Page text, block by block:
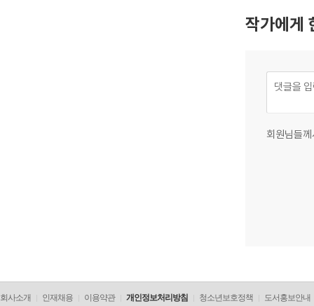
작가에게
회원님들
회사소개 인재채용 이용약관 개인정보처리방침 청소년보호정책 도서홍보안내